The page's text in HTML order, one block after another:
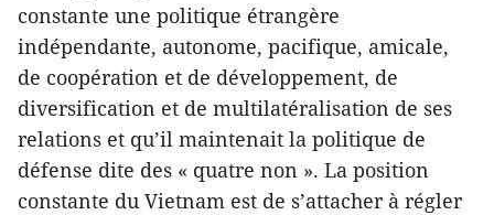
constante une politique étrangère
indépendante, autonome, pacifique, amicale,
de coopération et de développement, de
diversification et de multilatéralisation de ses
relations et qu’il maintenait la politique de
défense dite des « quatre non ». La position
constante du Vietnam est de s’attacher à régler